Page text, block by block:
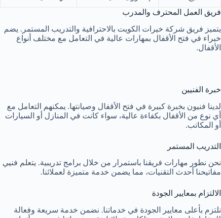
فريق العمل المحترف والمدرب
يتميز فريق شركة خيرات الكويت بالاحترافية والتدريب المستمر. يضم
خبراء في فتح الأقفال بمهارات عالية في التعامل مع مختلف أنواع
الأقفال.
خبرة الفنيين
لدينا فنيون بخبرة كبيرة في فتح الأقفال وصيانتها. يمكنهم التعامل مع
أي نوع من الأقفال بكفاءة عالية، سواء كانت في المنازل أو السيارات
أو المكاتب.
التدريب المستمر
نحن نطور مهارات فريقنا باستمرار من خلال برامج تدريبية. يتعلم فنيي
مفاتيحنا أحدث التقنيات، مما يضمن خدمة متميزة لعملائنا.
الالتزام بمعايير الجودة
نلتزم بأعلى معايير الجودة في خدماتنا. نضمن خدمة سريعة وفعالة